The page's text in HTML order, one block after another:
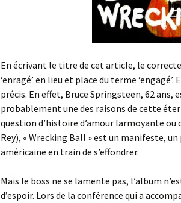
En écrivant le titre de cet article, le
‘enragé’ en lieu et place du terme
précis. En effet, Bruce Springsteen, 62 ans,
probablement une des raisons de cette
question d’histoire d’amour larmoyante ou
Rey), « Wrecking Ball » est un manifeste,
américaine en train de s’effondrer.
Mais le boss ne se lamente pas, l’album
d’espoir. Lors de la conférence qui a